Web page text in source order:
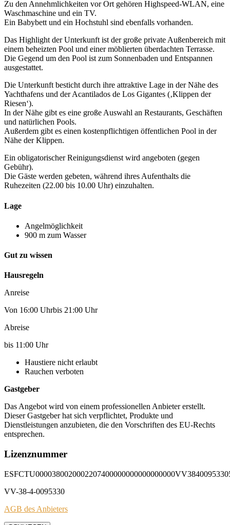
Zu den Annehmlichkeiten vor Ort gehören Highspeed-WLAN, eine
Waschmaschine und ein TV.
Ein Babybett und ein Hochstuhl sind ebenfalls vorhanden.
Das Highlight der Unterkunft ist der große private Außenbereich mit
einem beheizten Pool und einer möblierten überdachten Terrasse.
Die Gegend um den Pool ist zum Sonnenbaden und Entspannen
ausgestattet.
Die Unterkunft besticht durch ihre attraktive Lage in der Nähe des
Yachthafens und der Acantilados de Los Gigantes (‚Klippen der
Riesen‘).
In der Nähe gibt es eine große Auswahl an Restaurants, Geschäften
und natürlichen Pools.
Außerdem gibt es einen kostenpflichtigen öffentlichen Pool in der
Nähe der Klippen.
Ein obligatorischer Reinigungsdienst wird angeboten (gegen
Gebühr).
Die Gäste werden gebeten, während ihres Aufenthalts die
Ruhezeiten (22.00 bis 10.00 Uhr) einzuhalten.
Lage
Angelmöglichkeit
900 m zum Wasser
Gut zu wissen
Hausregeln
Anreise
Von 16:00 Uhrbis 21:00 Uhr
Abreise
bis 11:00 Uhr
Haustiere nicht erlaubt
Rauchen verboten
Gastgeber
Das Angebot wird von einem professionellen Anbieter erstellt.
Dieser Gastgeber hat sich verpflichtet, Produkte und
Dienstleistungen anzubieten, die den Vorschriften des EU-Rechts
entsprechen.
Lizenznummer
VV-38-4-0095330
AGB des Anbieters